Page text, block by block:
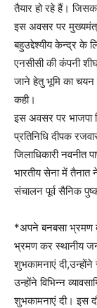
तैयार हो रहे हैं।
इस अवसर पर
बहुउद्देश्यीय केन्द्र के
एनसीसी की कंपनी
जाने हेतु भूमि का चयन
कही।
इस अवसर पर भाजपा
प्रतिनिधि दीपक
जिलाधिकारी नवनीत
भारतीय सेना में
संचालन पूर्व सैनिक
*अपने बनबसा भ्रमण
भ्रमण कर स्थानीय
शुभकामनाएं
उन्होंने विभिन्न
शुभकामनाएं दी। इस